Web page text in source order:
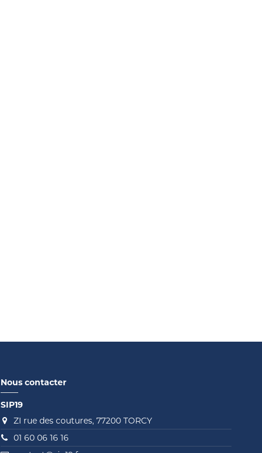
Nous contacter
SIP19
ZI rue des coutures, 77200 TORCY
01 60 06 16 16